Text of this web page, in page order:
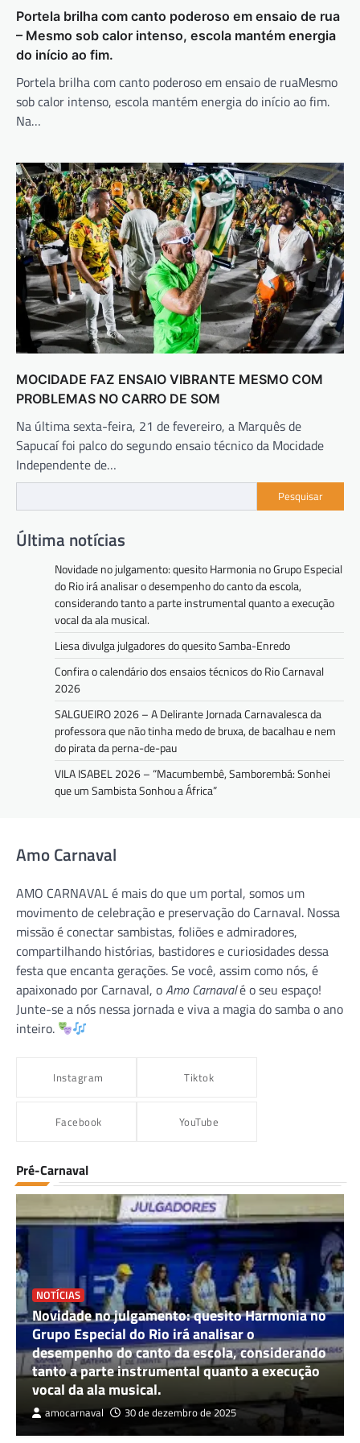
Portela brilha com canto poderoso em ensaio de rua
– Mesmo sob calor intenso, escola mantém energia
do início ao fim.
Portela brilha com canto poderoso em ensaio de ruaMesmo
sob calor intenso, escola mantém energia do início ao fim.
Na…
MOCIDADE FAZ ENSAIO VIBRANTE MESMO COM
PROBLEMAS NO CARRO DE SOM
Na última sexta-feira, 21 de fevereiro, a Marquês de
Sapucaí foi palco do segundo ensaio técnico da Mocidade
Independente de…
Pesquisar
Última notícias
Novidade no julgamento: quesito Harmonia no Grupo Especial
do Rio irá analisar o desempenho do canto da escola,
considerando tanto a parte instrumental quanto a execução
vocal da ala musical.
Liesa divulga julgadores do quesito Samba-Enredo
Confira o calendário dos ensaios técnicos do Rio Carnaval
2026
SALGUEIRO 2026 – A Delirante Jornada Carnavalesca da
professora que não tinha medo de bruxa, de bacalhau e nem
do pirata da perna-de-pau
VILA ISABEL 2026 – “Macumbembê, Samborembá: Sonhei
que um Sambista Sonhou a África”
Amo Carnaval
AMO CARNAVAL é mais do que um portal, somos um
movimento de celebração e preservação do Carnaval. Nossa
missão é conectar sambistas, foliões e admiradores,
compartilhando histórias, bastidores e curiosidades dessa
festa que encanta gerações. Se você, assim como nós, é
apaixonado por Carnaval, oAmo Carnavalé o seu espaço!
Junte-se a nós nessa jornada e viva a magia do samba o ano
inteiro.
Instagram Tiktok
Facebook YouTube
Pré-Carnaval
NOTÍCIAS
Novidade no julgamento: quesito Harmonia no
Grupo Especial do Rio irá analisar o
desempenho do canto da escola, considerando
tanto a parte instrumental quanto a execução
vocal da ala musical.
amocarnaval 30 de dezembro de 2025